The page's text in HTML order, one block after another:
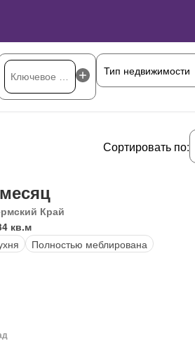
Сортировать по:
Край
кв.м
Полностью меблирована